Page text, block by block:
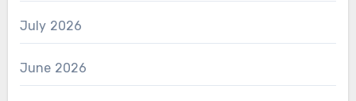
July 2026
June 2026